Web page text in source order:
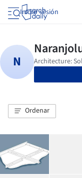
Iniciar sesión
Ordenar